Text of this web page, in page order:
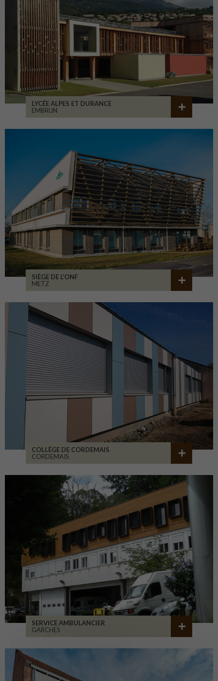
LYCÉE ALPES ET DURANCE
EMBRUN
SIÈGE DE L’ONF
METZ
COLLÈGE DE CORDEMAIS
CORDEMAIS
SERVICE AMBULANCIER
GARCHES